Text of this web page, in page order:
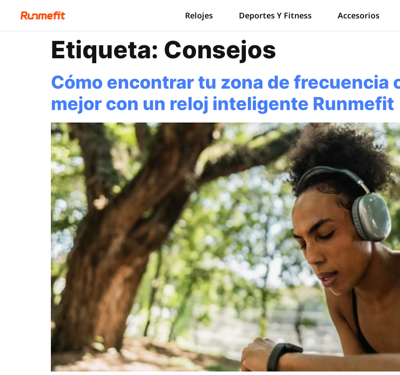
Relojes Deportes Y Fitness Accesorios
Etiqueta: Consejos
Cómo encontrar tu zona de frecuencia
mejor con un reloj inteligente Runmefit